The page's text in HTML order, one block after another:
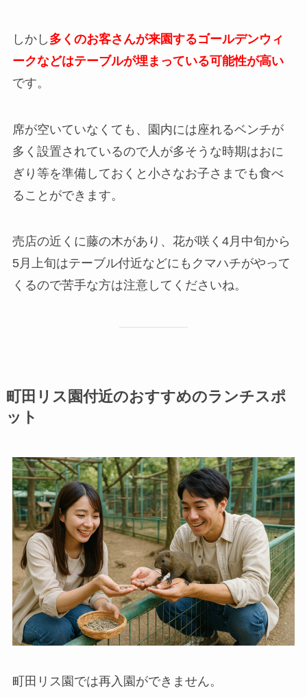
しかし 多くのお客さんが来園するゴールデンウィ
ークなどはテーブルが埋まっている可能性が高い
です。
席が空いていなくても、園内には座れるベンチが
多く設置されているので人が多そうな時期はおに
ぎり等を準備しておくと小さなお子さまでも食べ
ることができます。
売店の近くに藤の木があり、 花が咲く4月中旬から
5月上旬はテーブル付近などにもクマハチがやって
くるので苦手な方は注意してくださいね。
町田リス園付近のおすすめのランチスポ
ット
町田リス園では再入園ができません。